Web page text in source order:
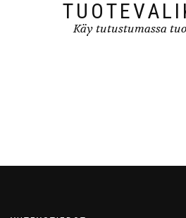
Käy tutustumassa